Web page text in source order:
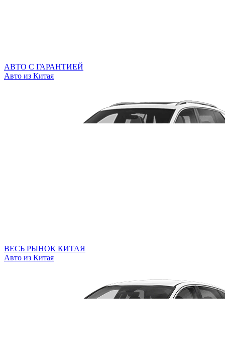
АВТО С ГАРАНТИЕЙ
Авто из Китая
ВЕСЬ РЫНОК КИТАЯ
Авто из Китая